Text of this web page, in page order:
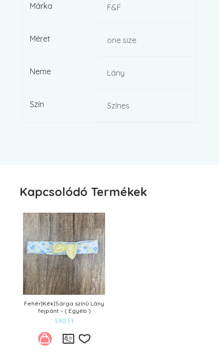
Márka F&F
Méret one size
Neme Lány
Szín Színes
Kapcsolódó Termékek
Fehér|Kék|Sárga színű Lány
fejpánt – ( Egyéb )
590 Ft